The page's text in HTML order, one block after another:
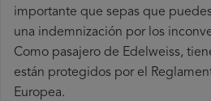
importante que sepas que
una indemnización por los
Como pasajero de Edelweiss,
están protegidos por el
Europea.